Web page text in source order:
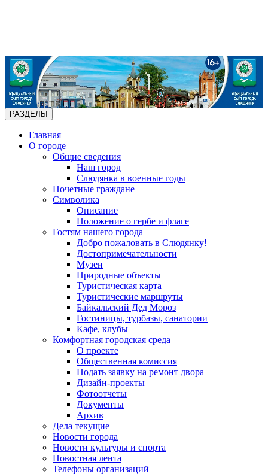
РАЗДЕЛЫ
Главная
О городе
Общие сведения
Наш город
Слюдянка в военные годы
Почетные граждане
Символика
Описание
Положение о гербе и флаге
Гостям нашего города
Добро пожаловать в Слюдянку!
Достопримечательности
Музеи
Природные объекты
Туристическая карта
Туристические маршруты
Байкальский Дед Мороз
Гостиницы, турбазы, санатории
Кафе, клубы
Комфортная городская среда
О проекте
Общественная комиссия
Подать заявку на ремонт двора
Дизайн-проекты
Фотоотчеты
Документы
Архив
Дела текущие
Новости города
Новости культуры и спорта
Новостная лента
Телефоны организаций